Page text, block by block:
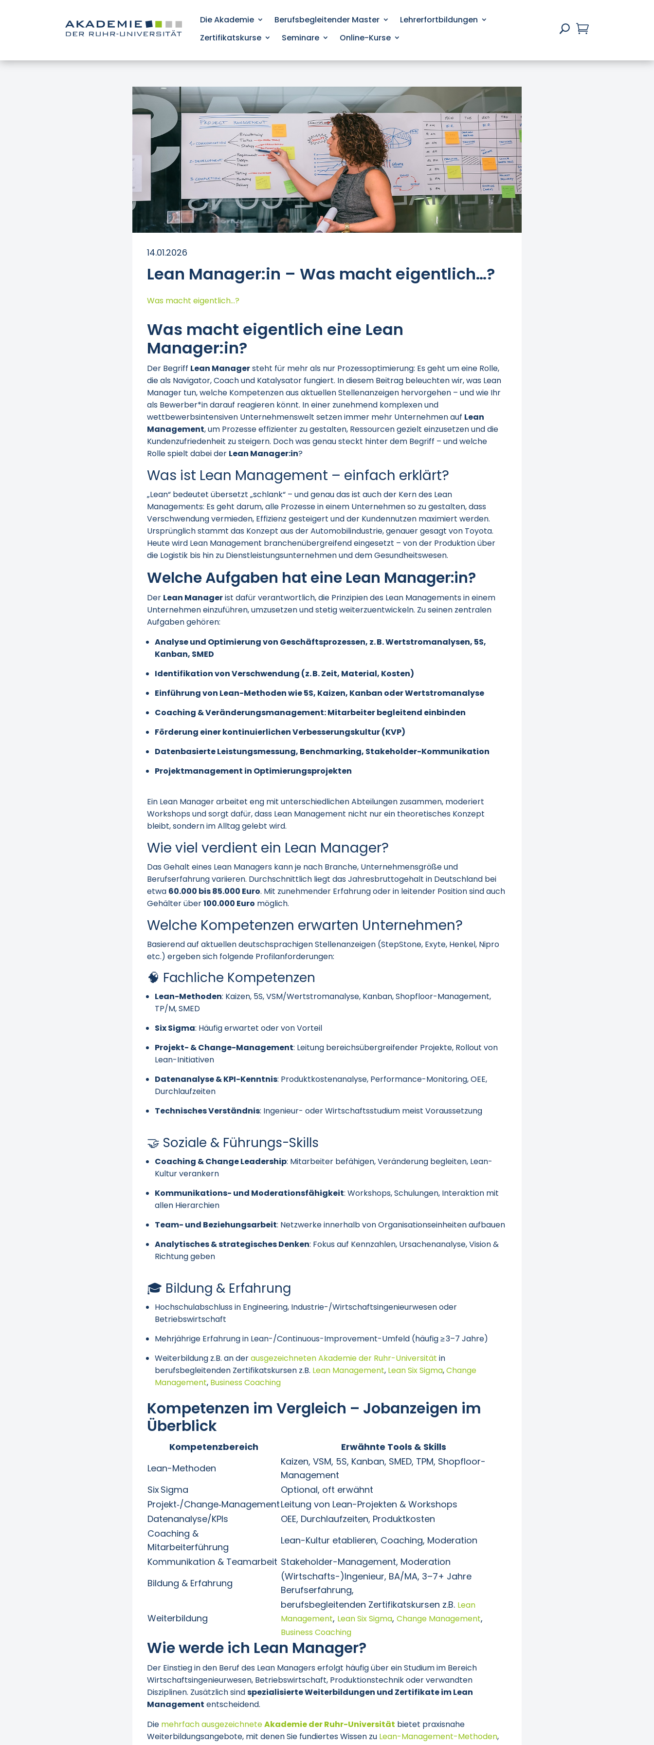
Die Akademie Berufsbegleitender Master
Lehrerfortbildungen
Zertifikatskurse
Seminare Online-Kurse
U 
14.01.2026
Lean Manager:in – Was macht eigentlich…?
Was macht eigentlich...?
Was macht eigentlich eine Lean
Manager:in?
Der Begriff Lean Managersteht für mehr als nur Prozessoptimierung: Es geht um eine Rolle,
die als Navigator, Coach und Katalysator fungiert. In diesem Beitrag beleuchten wir, was Lean
Manager tun, welche Kompetenzen aus aktuellen Stellenanzeigen hervorgehen – und wie Ihr
als Bewerber*in darauf reagieren könnt. In einer zunehmend komplexen und
wettbewerbsintensiven Unternehmenswelt setzen immer mehr Unternehmen auf Lean
Management, um Prozesse effizienter zu gestalten, Ressourcen gezielt einzusetzen und die
Kundenzufriedenheit zu steigern. Doch was genau steckt hinter dem Begriff – und welche
Rolle spielt dabei der Lean Manager:in?
Was ist Lean Management – einfach erklärt?
„Lean“ bedeutet übersetzt „schlank“ – und genau das ist auch der Kern des Lean
Managements: Es geht darum, alle Prozesse in einem Unternehmen so zu gestalten, dass
Verschwendung vermieden, Effizienz gesteigert und der Kundennutzen maximiert werden.
Ursprünglich stammt das Konzept aus der Automobilindustrie, genauer gesagt von Toyota.
Heute wird Lean Management branchenübergreifend eingesetzt – von der Produktion über
die Logistik bis hin zu Dienstleistungsunternehmen und dem Gesundheitswesen.
Welche Aufgaben hat eine Lean Manager:in?
Der Lean Managerist dafür verantwortlich, die Prinzipien des Lean Managements in einem
Unternehmen einzuführen, umzusetzen und stetig weiterzuentwickeln. Zu seinen zentralen
Aufgaben gehören:
Analyse und Optimierung von Geschäftsprozessen, z. B. Wertstromanalysen, 5S,
Kanban, SMED
Identifikation von Verschwendung (z. B. Zeit, Material, Kosten)
Einführung von Lean-Methoden wie 5S, Kaizen, Kanban oder Wertstromanalyse
Coaching & Veränderungsmanagement: Mitarbeiter begleite­nd einbinden
Förderung einer kontinuierlichen Verbesserungskultur (KVP)
Datenbasierte Leistungsmessung, Benchmarking, Stakeholder-Kommunikation
Projektmanagement in Optimierungsprojekten
Ein Lean Manager arbeitet eng mit unterschiedlichen Abteilungen zusammen, moderiert
Workshops und sorgt dafür, dass Lean Management nicht nur ein theoretisches Konzept
bleibt, sondern im Alltag gelebt wird.
Wie viel verdient ein Lean Manager?
Das Gehalt eines Lean Managers kann je nach Branche, Unternehmensgröße und
Berufserfahrung variieren. Durchschnittlich liegt das Jahresbruttogehalt in Deutschland bei
etwa 60.000 bis 85.000 Euro. Mit zunehmender Erfahrung oder in leitender Position sind auch
Gehälter über100.000 Euro möglich.
Welche Kompetenzen erwarten Unternehmen?
Basierend auf aktuellen deutschsprachigen Stellenanzeigen (StepStone, Exyte, Henkel, Nipro
etc.) ergeben sich folgende Profilanforderungen:
🧠 Fachliche Kompetenzen
Lean-Methoden: Kaizen, 5S, VSM/Wertstromanalyse, Kanban, Shopfloor-Management,
TP/M, SMED
Six Sigma: Häufig erwartet oder von Vorteil
Projekt- & Change-Management: Leitung bereichsübergreifender Projekte, Rollout von
Lean-Initiativen
Datenanalyse & KPI-Kenntnis: Produktkostenanalyse, Performance-Monitoring, OEE,
Durchlaufzeiten
Technisches Verständnis: Ingenieur- oder Wirtschaftsstudium meist Voraussetzung
🤝 Soziale & Führungs-Skills
Coaching & Change Leadership: Mitarbeiter befähigen, Veränderung begleiten, Lean-
Kultur verankern
Kommunikations- und Moderationsfähigkeit: Workshops, Schulungen, Interaktion mit
allen Hierarchien
Team- und Beziehungsarbeit: Netzwerke innerhalb von Organisationseinheiten aufbauen
Analytisches & strategisches Denken: Fokus auf Kennzahlen, Ursachenanalyse, Vision &
Richtung geben
🎓 Bildung & Erfahrung
Hochschulabschluss in Engineering, Industrie-/Wirtschaftsingenieurwesen oder
Betriebswirtschaft
Mehrjährige Erfahrung in Lean-/Continuous-Improvement-Umfeld (häufig ≥ 3–7 Jahre)
Weiterbildung z.B. an derausgezeichneten Akademie der Ruhr-Universität in
berufsbegleitenden Zertifikatskursen z.B. Lean Management, Lean Six Sigma,Change
Management, Business Coaching
Kompetenzen im Vergleich – Jobanzeigen im
Überblick
Kompetenzbereich
Erwähnte Tools & Skills
Lean-Methoden
Kaizen, VSM, 5S, Kanban, SMED, TPM, Shopfloor-
Management
Six Sigma
Optional, oft erwähnt
Projekt‑/Change‑ManagementLeitung von Lean-Projekten & Workshops
Datenanalyse/KPIs
OEE, Durchlaufzeiten, Produktkosten
Coaching &
Mitarbeiterführung
Lean-Kultur etablieren, Coaching, Moderation
Kommunikation & Teamarbeit Stakeholder-Management, Moderation
Bildung & Erfahrung
(Wirtschafts-)Ingenieur, BA/MA, 3–7+ Jahre
Berufserfahrung,
Weiterbildung
berufsbegleitenden Zertifikatskursen z.B. Lean
Management, Lean Six Sigma, Change Management,
Business Coaching
Wie werde ich Lean Manager?
Der Einstieg in den Beruf des Lean Managers erfolgt häufig über ein Studium im Bereich
Wirtschaftsingenieurwesen, Betriebswirtschaft, Produktionstechnik oder verwandten
Disziplinen. Zusätzlich sindspezialisierte Weiterbildungen und Zertifikate im Lean
Management entscheidend.
Die mehrfach ausgezeichneteAkademie der Ruhr-Universität bietet praxisnahe
Weiterbildungsangebote, mit denen Sie fundiertes Wissen zu Lean-Management-Methoden,